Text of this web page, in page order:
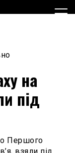
на
під
Першого